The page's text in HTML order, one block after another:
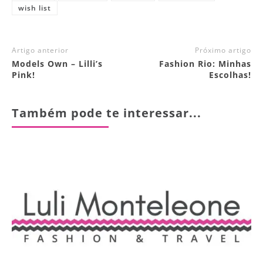
wish list
Artigo anterior
Models Own – Lilli’s
Pink!
Próximo artigo
Fashion Rio: Minhas
Escolhas!
Também pode te interessar...